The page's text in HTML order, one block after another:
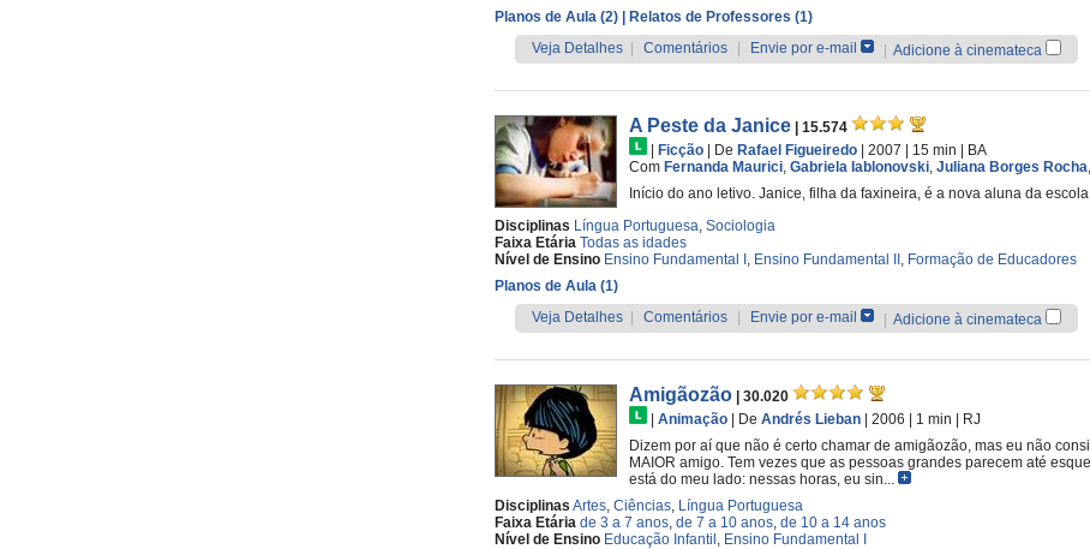
Planos de Aula (2)
| Relatos de Professores (1)
Veja Detalhes
Comentários Envie por e-mail Adicione à cinemateca
A Peste da Janice
| 15.574
Ficção De Rafael Figueiredo | 2007 | 15 min
BA
Com Fernanda Maurici, Gabriela Iablonovski, Juliana Borges Rocha,
Início do ano letivo. Janice, filha da faxineira, é a nova aluna da
Disciplinas Língua Portuguesa, Sociologia
Faixa Etária Todas as idades
Nível de Ensino Ensino Fundamental I , Ensino Fundamental II , Formação de Educadores
Planos de Aula (1)
Veja Detalhes
Comentários Envie por e-mail Adicione à cinemateca
Amigãozão
| 30.020
Animação De Andrés Lieban | 2006 | 1 min
RJ
Dizem por aí que não é certo chamar de amigãozão, mas eu não
MAIOR amigo. Tem vezes que as pessoas grandes parecem até
está do meu lado: nessas horas, eu sin...
Disciplinas Artes, Ciências, Língua Portuguesa
Faixa Etária de 3 a 7 anos, de 7 a 10 anos, de 10 a 14 anos
Nível de Ensino Educação Infantil , Ensino Fundamental I